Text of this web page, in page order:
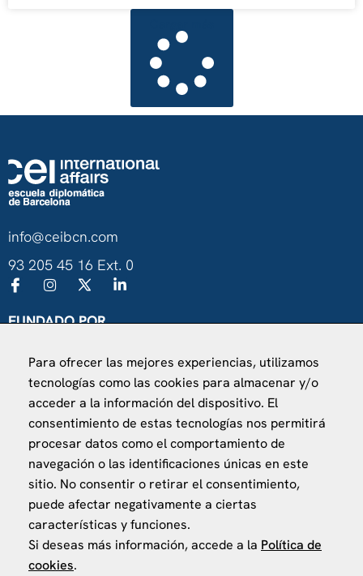
info@ceibcn.com
93 205 45 16 Ext. 0
FUNDADO POR
Ministerio de Asuntos Exteriores, UE y Cooperación
Fundación "la Caixa"
VISÍTANOS
Finca Agustí Pedro Pons
Av. Valvidrera, 25
Para ofrecer las mejores experiencias, utilizamos
tecnologías como las cookies para almacenar y/o
acceder a la información del dispositivo. El
consentimiento de estas tecnologías nos permitirá
procesar datos como el comportamiento de
navegación o las identificaciones únicas en este
sitio. No consentir o retirar el consentimiento,
puede afectar negativamente a ciertas
características y funciones.
Si deseas más información, accede a la Política de
cookies.